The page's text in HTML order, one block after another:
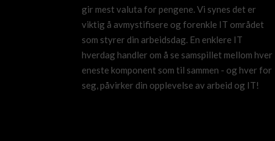
gir mest valuta for pengene. Vi synes det er
viktig å avmystifisere og forenkle IT området
som styrer din arbeidsdag. En enklere IT
hverdag handler om å se samspillet mellom hver
eneste komponent som til sammen - og hver for
seg, påvirker din opplevelse av arbeid og IT!